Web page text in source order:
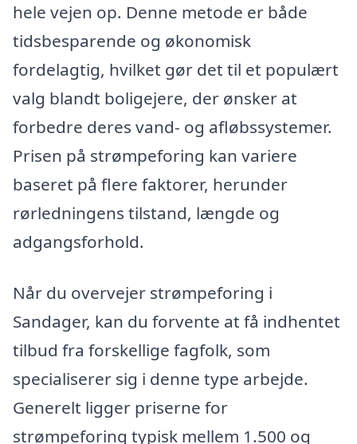
hele vejen op. Denne metode er både
tidsbesparende og økonomisk
fordelagtig, hvilket gør det til et populært
valg blandt boligejere, der ønsker at
forbedre deres vand- og afløbssystemer.
Prisen på strømpeforing kan variere
baseret på flere faktorer, herunder
rørledningens tilstand, længde og
adgangsforhold.
Når du overvejer strømpeforing i
Sandager, kan du forvente at få indhentet
tilbud fra forskellige fagfolk, som
specialiserer sig i denne type arbejde.
Generelt ligger priserne for
strømpeforing typisk mellem 1.500 og